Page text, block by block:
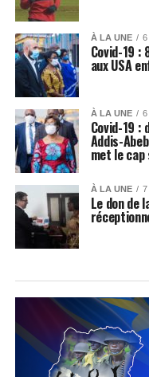
À LA UNE 6
Covid-19 :
aux USA
À LA UNE 6
Covid-19 :
Addis-
met le
À LA UNE 7
Le don de